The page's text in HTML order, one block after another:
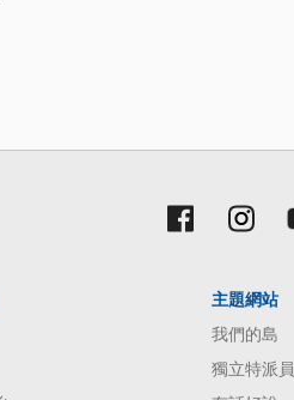
主題網站
我們的島
獨立特派員